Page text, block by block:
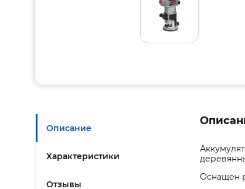
Описание
Характеристики
Отзывы
Оснащен